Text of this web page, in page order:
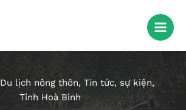
Du lịch nông thôn, Tin tức, sự kiện,
Tỉnh Hoà Bình